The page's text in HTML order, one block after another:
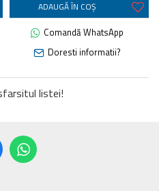
ADAUGĂ ÎN COŞ
Comandă WhatsApp
Doresti informatii?
listei!